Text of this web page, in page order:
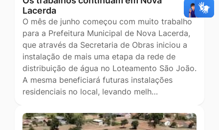
Lacerda
O mês de junho começou com muito trabalho
para a Prefeitura Municipal de Nova Lacerda,
que através da Secretaria de Obras iniciou a
instalação de mais uma etapa da rede de
distribuição de água no Loteamento São João.
A mesma beneficiará futuras instalações
residenciais no local, levando melh…